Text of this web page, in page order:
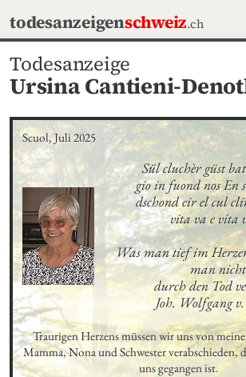
todesanzeigenschweiz.ch
Todesanzeige
Ursina Cantieni-
Scuol, Juli 2025
Sül cluchèr güst
gio in fuond nos En
dschond eir el cul
vita va e vita
Was man tief im
man nicht
durch den Tod
Joh. Wolfgang
Traurigen Herzens müssen wir uns von
Mamma, Nona und Schwester verabschieden,
uns gegangen ist.